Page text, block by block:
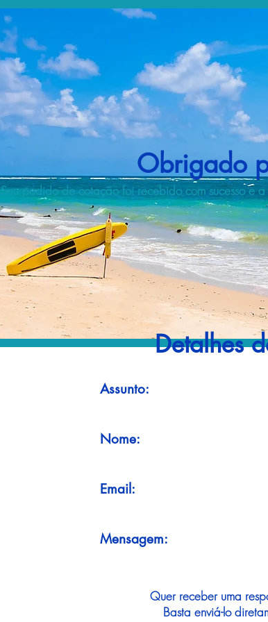
Obrigado
Seu pedido de cotação foi recebido com sucesso e
Detalhes
Assunto:
Nome:
Email:
Mensagem:
Quer receber uma
Basta enviá-lo